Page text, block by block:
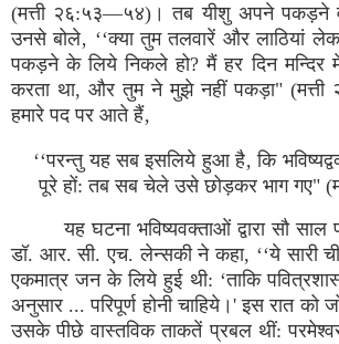
(मत्ती २६:५३—५४)। तब यीशु अपने पकड़ने
उनसे बोले‚ ‘‘क्या तुम तलवारें और लाठियां
पकड़ने के लिये निकले हो? मैं हर दिन मन्दिर
करता था, और तुम ने मुझे नहीं पकड़ा" (मत्ती
हमारे पद पर आते हैं‚
‘‘परन्तु यह सब इसलिये हुआ है‚ कि
पूरे हों: तब सब चेले उसे छोड़कर भाग गए"
यह घटना भविष्यवक्ताओं द्वारा सौ साल
डॉ. आर. सी. एच. लेन्सकी ने कहा, ‘‘ये सारी
एकमात्र जन के लिये हुई थी: ‘ताकि
अनुसार ... परिपूर्ण होनी चाहिये।' इस रात को
उसके पीछे वास्तविक ताकतें प्रबल थीं: परमेश्वर